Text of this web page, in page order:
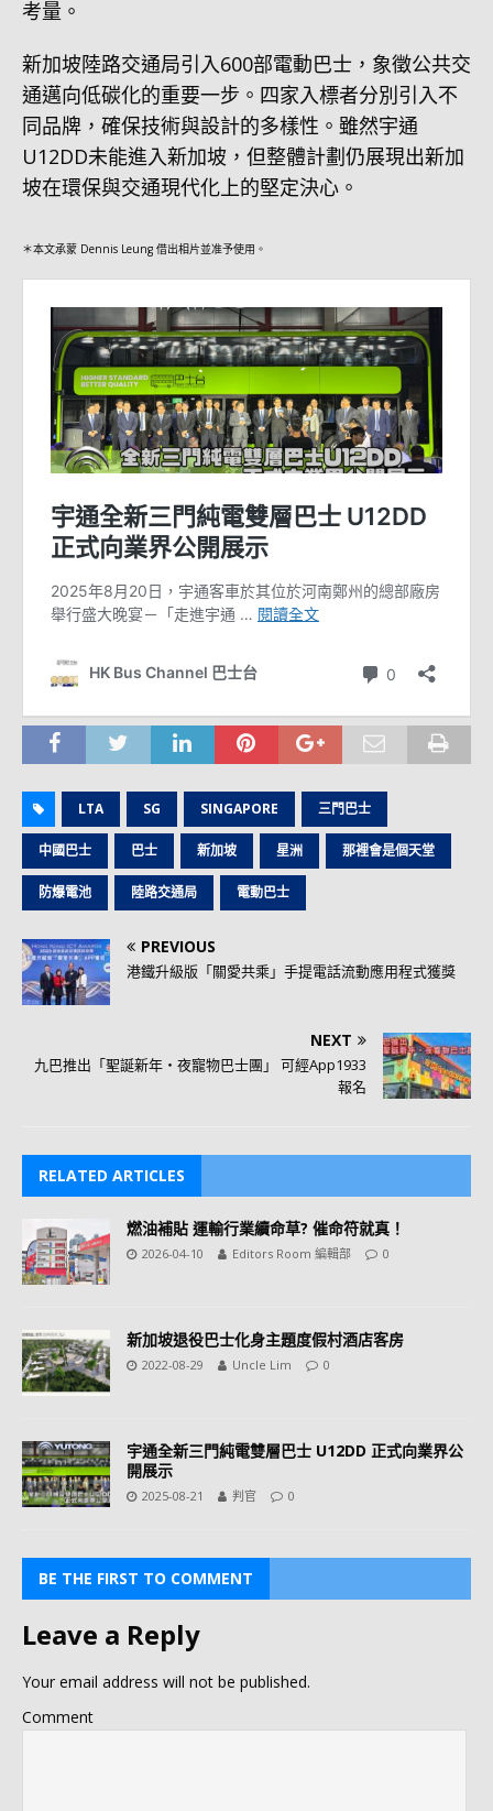
考量。
新加坡陸路交通局引入600部電動巴士，象徵公共交
通邁向低碳化的重要一步。四家入標者分別引入不
同品牌，確保技術與設計的多樣性。雖然宇通
U12DD未能進入新加坡，但整體計劃仍展現出新加
坡在環保與交通現代化上的堅定決心。
＊本文承蒙 Dennis Leung 借出相片並准予使用。
LTA SG SINGAPORE 三門巴士
中國巴士 巴士 新加坡 星洲 那裡會是個天堂
防爆電池 陸路交通局 電動巴士
PREVIOUS
港鐵升級版「關愛共乘」手提電話流動應用程式獲獎
NEXT
九巴推出「聖誕新年‧夜寵物巴士團」 可經App1933
報名
RELATED ARTICLES
燃油補貼 運輸行業續命草? 催命符就真！
2026-04-10 Editors Room 編輯部 0
新加坡退役巴士化身主題度假村酒店客房
2022-08-29 Uncle Lim 0
宇通全新三門純電雙層巴士 U12DD 正式向業界公
開展示
2025-08-21 判官 0
BE THE FIRST TO COMMENT
Leave a Reply
Your email address will not be published.
Comment